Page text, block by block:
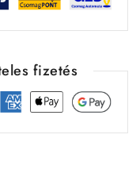
fizetés